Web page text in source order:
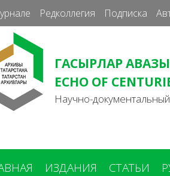
Редколлегия Подписка
ГАСЫРЛАР
ECHO OF
Научно-
ИЗДАНИЯ СТАТЬИ